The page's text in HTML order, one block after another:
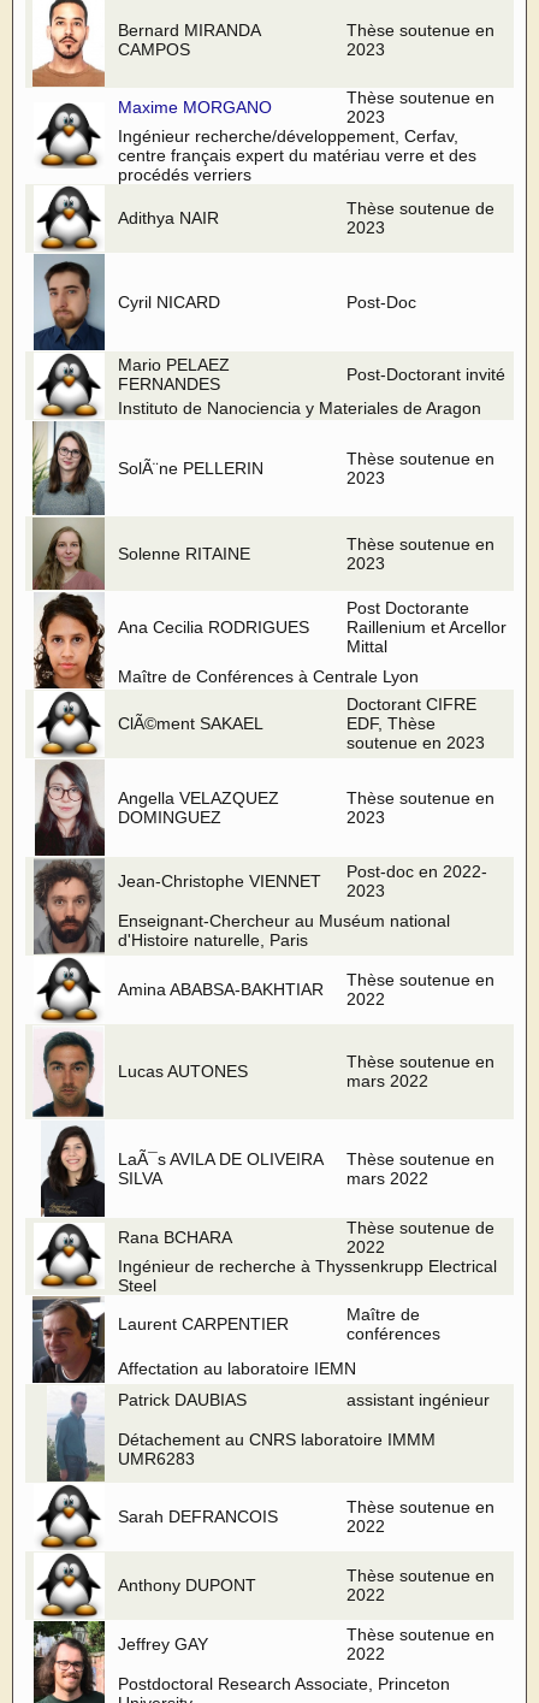
Bernard MIRANDA
CAMPOS
Thèse soutenue en
2023
Maxime MORGANO
Thèse soutenue en
2023
Ingénieur recherche/développement, Cerfav,
centre français expert du matériau verre et des
procédés verriers
Adithya NAIR
Thèse soutenue de
2023
Cyril NICARD Post-Doc
Mario PELAEZ
FERNANDES
Post-Doctorant invité
Instituto de Nanociencia y Materiales de Aragon
SolÃ¨ne PELLERIN
Thèse soutenue en
2023
Solenne RITAINE
Thèse soutenue en
2023
Ana Cecilia RODRIGUES
Post Doctorante
Raillenium et Arcellor
Mittal
Maître de Conférences à Centrale Lyon
ClÃ©ment SAKAEL
Doctorant CIFRE
EDF, Thèse
soutenue en 2023
Angella VELAZQUEZ
DOMINGUEZ
Thèse soutenue en
2023
Jean-Christophe VIENNET
Post-doc en 2022-
2023
Enseignant-Chercheur au Muséum national
d'Histoire naturelle, Paris
Amina ABABSA-BAKHTIAR
Thèse soutenue en
2022
Lucas AUTONES
Thèse soutenue en
mars 2022
LaÃ¯s AVILA DE OLIVEIRA
SILVA
Thèse soutenue en
mars 2022
Rana BCHARA
Thèse soutenue de
2022
Ingénieur de recherche à Thyssenkrupp Electrical
Steel
Laurent CARPENTIER
Maître de
conférences
Affectation au laboratoire IEMN
Patrick DAUBIAS
assistant ingénieur
Détachement au CNRS laboratoire IMMM
UMR6283
Sarah DEFRANCOIS
Thèse soutenue en
2022
Anthony DUPONT
Thèse soutenue en
2022
Jeffrey GAY
Thèse soutenue en
2022
Postdoctoral Research Associate, Princeton